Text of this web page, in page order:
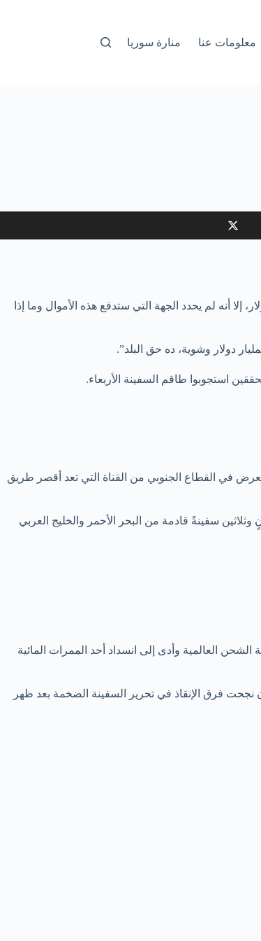
معلومات عنا منارة سوريا
أنه لم يحدد الجهة التي ستدفع هذه الأموال وما إذا
دولار وشوية، ده حق البلد”.
استجوبوا طاقم السفينة الأربعاء.
القناة لمدة ستة أيام أحدث اضطرابا في سلاسل الإمداد العالمية بعد أن انحشرت سفينة “ايفر غيفن” التي يبلغ طولها 400 متر بالعرض في القطاع الجنوبي من القناة التي تعد أقصر طريق
السادسة صباحا، أكثرُ من ثمانٍ وثلاثين سفينةً قادمة من البحر الأحمر والخليج العربي
العالمية وأدى إلى انسداد أحد الممرات المائية
فرق الإنقاذ في تحرير السفينة الضخمة بعد ظهر